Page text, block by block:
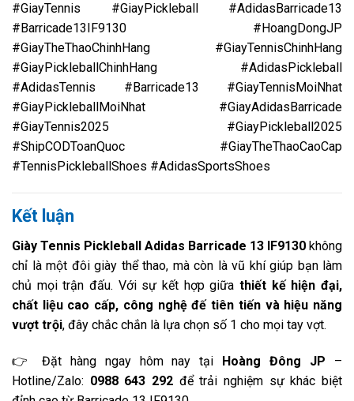
#GiayTennis #GiayPickleball #AdidasBarricade13
#Barricade13IF9130 #HoangDongJP
#GiayTheThaoChinhHang #GiayTennisChinhHang
#GiayPickleballChinhHang #AdidasPickleball
#AdidasTennis #Barricade13 #GiayTennisMoiNhat
#GiayPickleballMoiNhat #GiayAdidasBarricade
#GiayTennis2025 #GiayPickleball2025
#ShipCODToanQuoc #GiayTheThaoCaoCap
#TennisPickleballShoes #AdidasSportsShoes
Kết luận
Giày Tennis Pickleball Adidas Barricade 13 IF9130 không
chỉ là một đôi giày thể thao, mà còn là vũ khí giúp bạn làm
chủ mọi trận đấu. Với sự kết hợp giữa thiết kế hiện đại,
chất liệu cao cấp, công nghệ đế tiên tiến và hiệu năng
vượt trội, đây chắc chắn là lựa chọn số 1 cho mọi tay vợt.
👉 Đặt hàng ngay hôm nay tại Hoàng Đông JP –
Hotline/Zalo: 0988 643 292 để trải nghiệm sự khác biệt